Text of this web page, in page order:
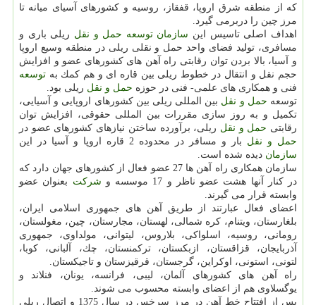
كه از منطقه شرق اروپا، قفقاز، روسیه و كشورهای آسیای میانه تا
مرز چین را دربرمی گیرد.
اهداف اصلی تاسیس این سازمان توسعه حمل و نقل ریلی باری و
مسافری، تولید فضای واحد حمل و نقلی ریلی در منطقه وسیع اروپا
و آسیا، بالا بردن توان رقابتی راه آهن های كشورهای عضو و افزایش
حجم نقل و انتقال در خطوط ریلی بین قاره ای و هم كمك به توسعه
فنی و همكاری های علمی- فنی در حوزه حمل و نقل ریلی بود.
توسعه حمل و نقل بین المللی ریلی بین كشورهای اروپایی و آسیایی،
تكمیل و به روز سازی مقررات بین المللی حقوقی، افزایش توان
رقابتی حمل و نقل ریلی، برآورده ساختن نیازهای كشورهای عضو در
حمل و نقل بار و مسافر در محدوده 2 قاره اروپا و آسیا در این
سازمان دیده شده است.
سازمان همكاری راه آهن ها 27 عضو فعال از كشورهای جهان دارد كه
در كنار آنها هشت عضو ناظر و 17 موسسه و
شركت بعنوان عضو
وابسته قرار می گیرند.
اعضای فعال عبارتند از طریق آهن های جمهوری اسلامی ایران،
بلغارستان، ویتنام، كره شمالی، لهستان، مجارستان، چین، مغولستان،
رومانی، روسیه، اسلواكی، بلاروس، لیتوانی، مولداوی، جمهوری
آذربایجان، قزاقستان، ازبكستان، تركمنستان، چك، آلبانی، كوبا،
لتونی، استونی، اوكراین، گرجستان، قرقیزستان و تاجیكستان.
راه آهن های كشورهای آلمان، لیبی، فرانسه، یونان، فنلاند و
یوگسلاوی هم از اعضای وابسته محسوب می شوند.
پس از افتتاح خط آهن در مرز سرخس در سال 1375 و اتصال ریلی